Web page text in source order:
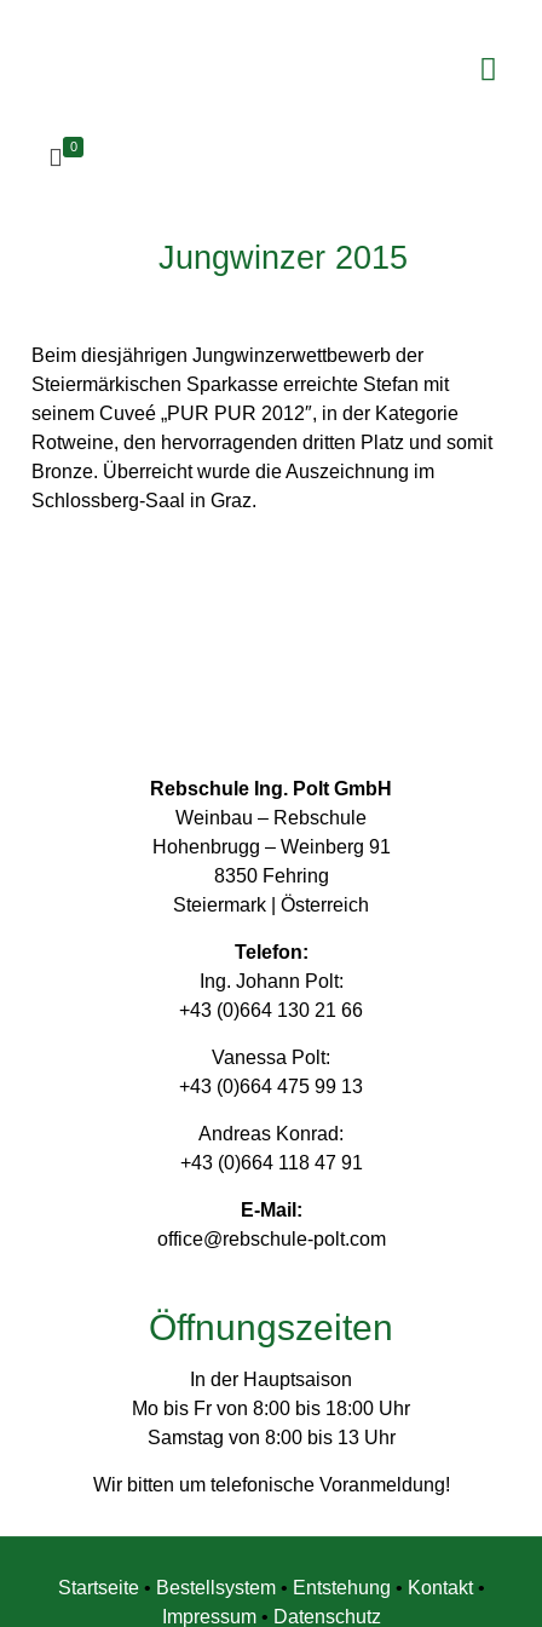
0
Jungwinzer 2015
Beim diesjährigen Jungwinzerwettbewerb der
Steiermärkischen Sparkasse erreichte Stefan mit
seinem Cuveé „PUR PUR 2012″, in der Kategorie
Rotweine, den hervorragenden dritten Platz und somit
Bronze. Überreicht wurde die Auszeichnung im
Schlossberg-Saal in Graz.
Rebschule Ing. Polt GmbH
Weinbau – Rebschule
Hohenbrugg – Weinberg 91
8350 Fehring
Steiermark | Österreich
Telefon:
Ing. Johann Polt:
+43 (0)664 130 21 66
Vanessa Polt:
+43 (0)664 475 99 13
Andreas Konrad:
+43 (0)664 118 47 91
E-Mail:
office@rebschule-polt.com
Öffnungszeiten
In der Hauptsaison
Mo bis Fr von 8:00 bis 18:00 Uhr
Samstag von 8:00 bis 13 Uhr
Wir bitten um telefonische Voranmeldung!
Startseite• Bestellsystem • Entstehung • Kontakt•
Impressum• Datenschutz